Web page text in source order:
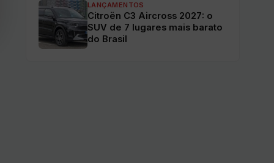
LANÇAMENTOS
Citroën C3 Aircross 2027: o
SUV de 7 lugares mais barato
do Brasil